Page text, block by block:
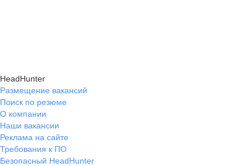
HeadHunter
Размещение вакансий
Поиск по резюме
О компании
Наши вакансии
Реклама на сайте
Требования к ПО
Безопасный HeadHunter